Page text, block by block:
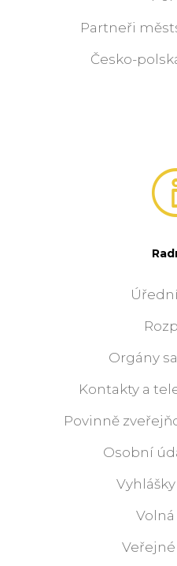
Partneři
Česko-
Orgány
Kontakty a
Povinně
Osobní
Veřejné